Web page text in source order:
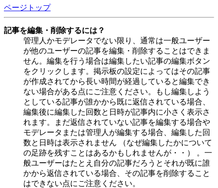
ページトップ
記事を編集・削除するには？
管理人かモデレータでない限り、通常は一般ユーザー
が他のユーザーの記事を編集・削除することはできま
せん。編集を行う場合は編集したい記事の編集ボタン
をクリックします。掲示板の設定によってはその記事
が作成されてから長い時間が経過していると編集でき
ない場合がある点にご注意ください。もし編集しよう
としている記事が誰かから既に返信されている場合、
編集後に編集した回数と日時が記事内に小さく表示さ
れます。まだ返信されていない記事を編集する場合や
モデレータまたは管理人が編集する場合、編集した回
数と日時は表示されません （なぜ編集したかについて
の足跡を残すことはあるかもしれませんが・・） 。一
般ユーザーはたとえ自分の記事だろうとそれが既に誰
かから返信されている場合、その記事を削除すること
はできない点にご注意ください。